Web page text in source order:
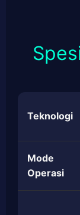
Teknologi
Mode
Operasi